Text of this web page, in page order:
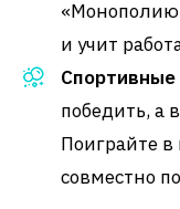
и учит
Спортивные
победить, а
Поиграйте
совместно